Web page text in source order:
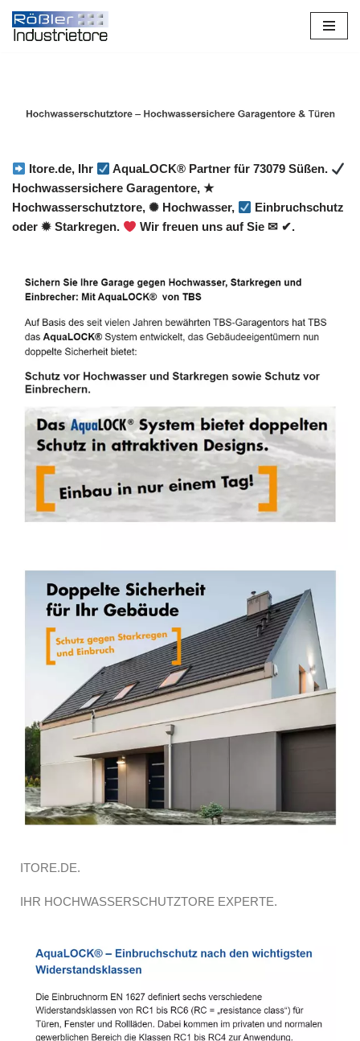
Zum
Itore.de, Ihr
AquaLOCK® Partner für 73079 Süßen.
Hochwassersichere Garagentore, ★
Hochwasserschutztore, ✺ Hochwasser,
Einbruchschutz
oder ✹ Starkregen.
Wir freuen uns auf Sie ✉ ✔.
ITORE.DE.
IHR HOCHWASSERSCHUTZTORE EXPERTE.